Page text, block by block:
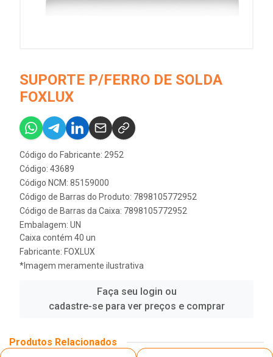
SUPORTE P/FERRO DE SOLDA
FOXLUX
Código do Fabricante: 2952
Código: 43689
Código NCM: 85159000
Código de Barras do Produto: 7898105772952
Código de Barras da Caixa: 7898105772952
Embalagem: UN
Caixa contém 40 un
Fabricante: FOXLUX
*Imagem meramente ilustrativa
Faça seu login ou
cadastre-se para ver preços e comprar
Produtos Relacionados